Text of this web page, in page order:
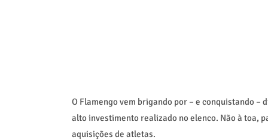
O Flamengo vem brigando por – e conquistando
alto investimento realizado no elenco. Não à toa,
aquisições de atletas.